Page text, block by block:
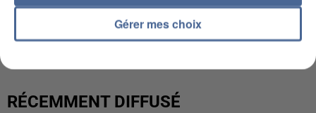
L’UN DES FONDATEURS SUPPOSÉS DE LA DZ
MAFIA INTERPELLÉ EN ALGÉRIE
RÉCEMMENT DIFFUSÉ
Gérer mes choix